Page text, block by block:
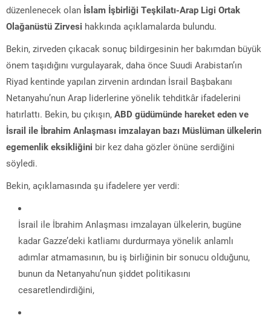
düzenlenecek olan İslam İşbirliği Teşkilatı-Arap Ligi Ortak
Olağanüstü Zirvesi hakkında açıklamalarda bulundu.
Bekin, zirveden çıkacak sonuç bildirgesinin her bakımdan büyük
önem taşıdığını vurgulayarak, daha önce Suudi Arabistan’ın
Riyad kentinde yapılan zirvenin ardından İsrail Başbakanı
Netanyahu’nun Arap liderlerine yönelik tehditkâr ifadelerini
hatırlattı. Bekin, bu çıkışın, ABD güdümünde hareket eden ve
İsrail ile İbrahim Anlaşması imzalayan bazı Müslüman ülkelerin
egemenlik eksikliğini bir kez daha gözler önüne serdiğini
söyledi.
Bekin, açıklamasında şu ifadelere yer verdi:
İsrail ile İbrahim Anlaşması imzalayan ülkelerin, bugüne
kadar Gazze’deki katliamı durdurmaya yönelik anlamlı
adımlar atmamasının, bu iş birliğinin bir sonucu olduğunu,
bunun da Netanyahu’nun şiddet politikasını
cesaretlendirdiğini,